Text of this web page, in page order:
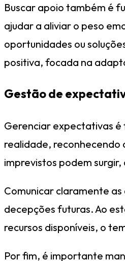
Buscar apoio também é
ajudar a aliviar o peso
oportunidades ou
positiva, focada na
Gestão de
Gerenciar expectativas é
realidade, reconhecendo
imprevistos podem
Comunicar claramente
decepções futuras. Ao
recursos disponíveis, o
Por fim, é importante